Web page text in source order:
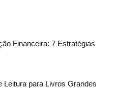
Financeira: 7 Estratégias
Leitura para Livros Grandes